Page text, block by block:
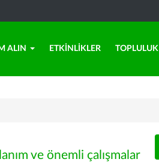
ALIN ETKINLIKLER TOPLULUK
ve önemli çalışmalar